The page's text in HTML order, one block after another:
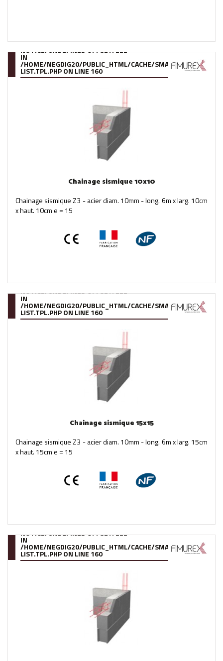
NOTICE: UNDEFINED OFFSET: 222
IN
/HOME/NEGDIG20/PUBLIC_HTML/CACHE/SMARTY/
LIST.TPL.PHPON LINE 160
Chainage sismique 10x10
Chainage sismique Z3 - acier diam. 10mm - long. 6m x larg. 10cm
x haut. 10cm e = 15
NOTICE: UNDEFINED OFFSET: 222
IN
/HOME/NEGDIG20/PUBLIC_HTML/CACHE/SMARTY/
LIST.TPL.PHPON LINE 160
Chainage sismique 15x15
Chainage sismique Z3 - acier diam. 10mm - long. 6m x larg. 15cm
x haut. 15cm e = 15
NOTICE: UNDEFINED OFFSET: 222
IN
/HOME/NEGDIG20/PUBLIC_HTML/CACHE/SMARTY/
LIST.TPL.PHPON LINE 160